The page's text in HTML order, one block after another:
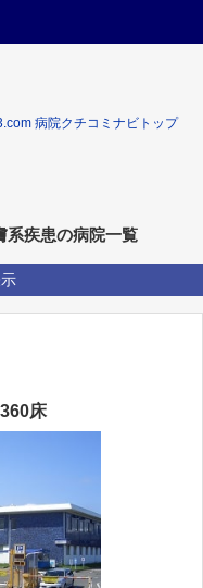
病院クチコミナビトップ
系疾患の病院一覧
床